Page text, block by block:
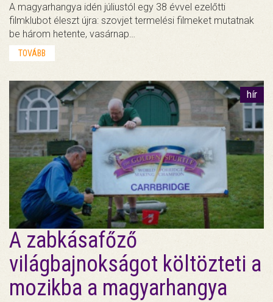
A magyarhangya idén júliustól egy 38 évvel ezelőtti
filmklubot éleszt újra: szovjet termelési filmeket mutatnak
be három hetente, vasárnap…
TOVÁBB
hír
A zabkásafőző
világbajnokságot költözteti a
mozikba a magyarhangya